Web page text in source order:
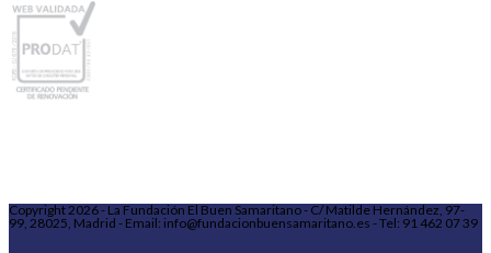
Copyright 2026 - La Fundación El Buen Samaritano - C/ Matilde Hernández, 97-
99, 28025, Madrid - Email: info@fundacionbuensamaritano.es - Tel: 91 462 07 39